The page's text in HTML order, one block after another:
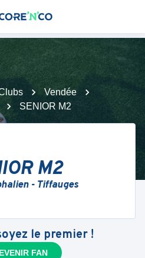
Vendée
SENIOR M2
M2
- Tiffauges
le premier !
FAN